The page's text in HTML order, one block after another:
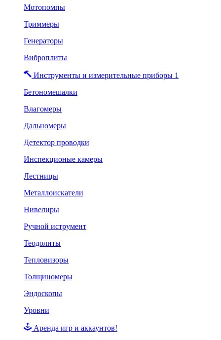
Мотопомпы
Триммеры
Генераторы
Виброплиты
Инструменты и измерительные приборы 1
Бетономешалки
Влагомеры
Дальномеры
Детектор проводки
Инспекционые камеры
Лестницы
Металлоискатели
Нивелиры
Ручной иструмент
Теодолиты
Тепловизоры
Толщиномеры
Эндоскопы
Уровни
Аренда игр и аккаунтов!